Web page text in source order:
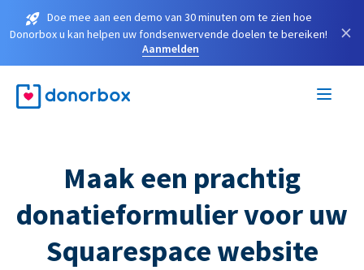
Doe mee aan een demo van 30 minuten om te zien hoe
Donorbox u kan helpen uw fondsenwervende doelen te bereiken!
Aanmelden
×
Maak een prachtig
donatieformulier voor uw
Squarespace website